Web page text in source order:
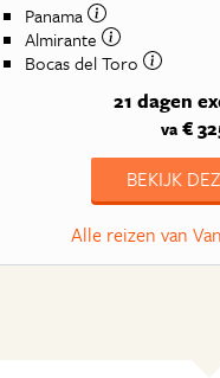
Panama
Almirante
Bocas del Toro
21 dagen
va€
BEKIJK
Alle reizen van